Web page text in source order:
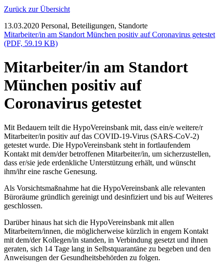
Zurück zur Übersicht
13.03.2020 Personal, Beteiligungen, Standorte
Mitarbeiter/in am Standort München positiv auf Coronavirus getestet
(PDF, 59.19 KB)
Mitarbeiter/in am Standort
München positiv auf
Coronavirus getestet
Mit Bedauern teilt die HypoVereinsbank mit, dass ein/e weitere/r
Mitarbeiter/in positiv auf das COVID-19-Virus (SARS-CoV-2)
getestet wurde. Die HypoVereinsbank steht in fortlaufendem
Kontakt mit dem/der betroffenen Mitarbeiter/in, um sicherzustellen,
dass er/sie jede erdenkliche Unterstützung erhält, und wünscht
ihm/ihr eine rasche Genesung.
Als Vorsichtsmaßnahme hat die HypoVereinsbank alle relevanten
Büroräume gründlich gereinigt und desinfiziert und bis auf Weiteres
geschlossen.
Darüber hinaus hat sich die HypoVereinsbank mit allen
Mitarbeitern/innen, die möglicherweise kürzlich in engem Kontakt
mit dem/der Kollegen/in standen, in Verbindung gesetzt und ihnen
geraten, sich 14 Tage lang in Selbstquarantäne zu begeben und den
Anweisungen der Gesundheitsbehörden zu folgen.